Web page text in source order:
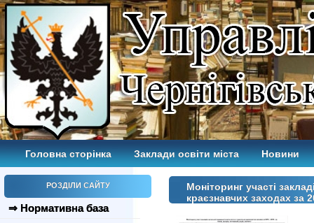
Головна сторінка Заклади освіти міста Новини
РОЗДІЛИ САЙТУ
⇒ Нормативна база
Моніторинг участі
краєзнавчих заходах за